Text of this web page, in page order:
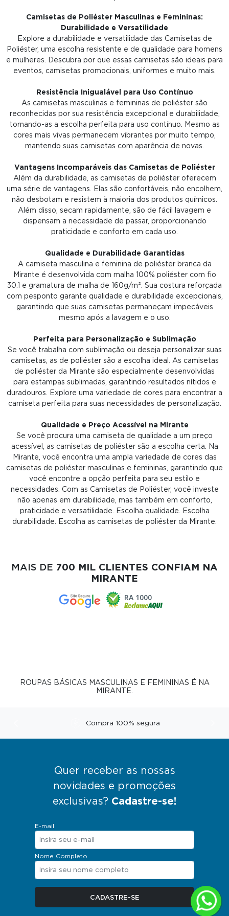
Camisetas de Poliéster Masculinas e Femininas:
Durabilidade e Versatilidade
Explore a durabilidade e versatilidade das Camisetas de
Poliéster, uma escolha resistente e de qualidade para homens
e mulheres. Descubra por que essas camisetas são ideais para
eventos, camisetas promocionais, uniformes e muito mais.
Resistência Inigualável para Uso Contínuo
As camisetas masculinas e femininas de poliéster são
reconhecidas por sua resistência excepcional e durabilidade,
tornando-as a escolha perfeita para uso contínuo. Mesmo as
cores mais vivas permanecem vibrantes por muito tempo,
mantendo suas camisetas com aparência de novas.
Vantagens Incomparáveis das Camisetas de Poliéster
Além da durabilidade, as camisetas de poliéster oferecem
uma série de vantagens. Elas são confortáveis, não encolhem,
não desbotam e resistem à maioria dos produtos químicos.
Além disso, secam rapidamente, são de fácil lavagem e
dispensam a necessidade de passar, proporcionando
praticidade e conforto em cada uso.
Qualidade e Durabilidade Garantidas
A camiseta masculina e feminina de poliéster branca da
Mirante é desenvolvida com malha 100% poliéster com fio
30.1 e gramatura de malha de 160g/m². Sua costura reforçada
com pesponto garante qualidade e durabilidade excepcionais,
garantindo que suas camisetas permaneçam impecáveis
mesmo após a lavagem e o uso.
Perfeita para Personalização e Sublimação
Se você trabalha com sublimação ou deseja personalizar suas
camisetas, as de poliéster são a escolha ideal. As camisetas
de poliéster da Mirante são especialmente desenvolvidas
para estampas sublimadas, garantindo resultados nítidos e
duradouros. Explore uma variedade de cores para encontrar a
camiseta perfeita para suas necessidades de personalização.
Qualidade e Preço Acessível na Mirante
Se você procura uma camiseta de qualidade a um preço
acessível, as camisetas de poliéster são a escolha certa. Na
Mirante, você encontra uma ampla variedade de cores das
camisetas de poliéster masculinas e femininas, garantindo que
você encontre a opção perfeita para seu estilo e
necessidades. Com as Camisetas de Poliéster, você investe
não apenas em durabilidade, mas também em conforto,
praticidade e versatilidade. Escolha qualidade. Escolha
durabilidade. Escolha as camisetas de poliéster da Mirante.
MAIS DE 700 MIL CLIENTES CONFIAM NA
MIRANTE
RA 1000
ROUPAS BÁSICAS MASCULINAS E FEMININAS É NA
MIRANTE.
Compra 100% segura
Quer receber as nossas
novidades e promoções
exclusivas? Cadastre-se!
E-mail
Nome Completo